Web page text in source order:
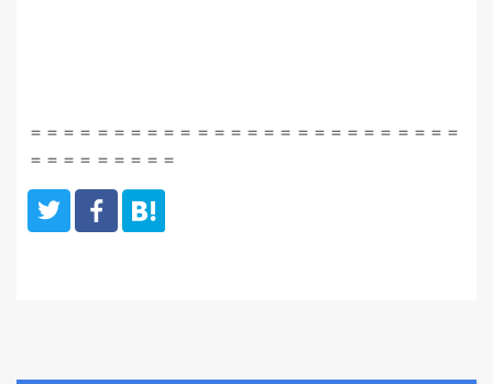
＝＝＝＝＝＝＝＝＝＝＝＝＝＝＝＝＝＝＝＝＝＝＝＝＝＝
＝＝＝＝＝＝＝＝＝